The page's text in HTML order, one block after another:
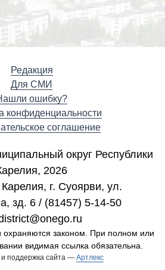
Редакция
Для СМИ
ошибку?
конфиденциальности
соглашение
округ Республики
2026
г. Cуоярви, ул.
зд. 6 / (81457) 5-14-50
законом. При полном или
видимая ссылка обязательна.
и поддержка сайта — Артлекс